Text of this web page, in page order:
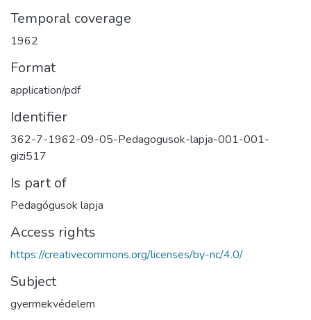
Temporal coverage
1962
Format
application/pdf
Identifier
362-7-1962-09-05-Pedagogusok-lapja-001-001-
gizi517
Is part of
Pedagógusok lapja
Access rights
https://creativecommons.org/licenses/by-nc/4.0/
Subject
gyermekvédelem